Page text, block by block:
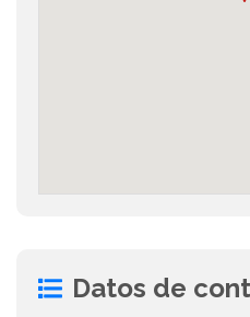
Datos de